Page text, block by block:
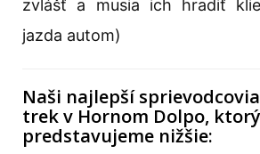
zvlášť a musia ich hradiť
jazda autom)
Naši najlepší
trek v Hornom Dolpo,
predstavujeme nižšie: